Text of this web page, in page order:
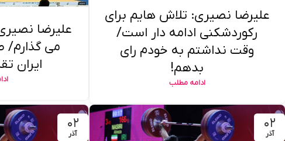
علیرضا نصیری: تلاش هایم برای
رکوردشکنی ادامه دار است/
وقت نداشتم به خودم رای
بدهم!
ادامه مطلب
علیرضا
می گذارم/
ایران
۰۲
آذر
۰۲
آذر